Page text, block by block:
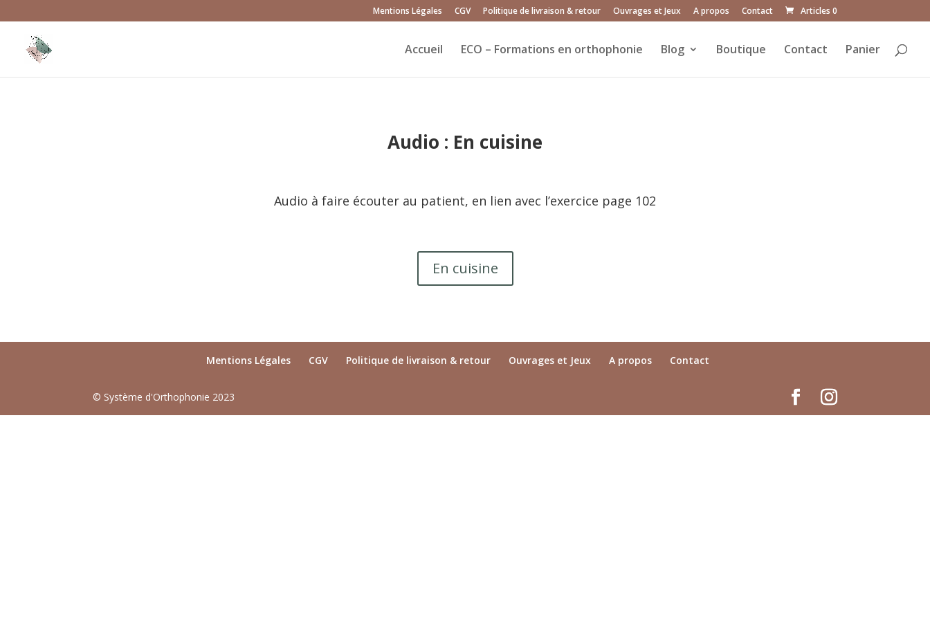
Mentions Légales CGV Politique de livraison & retour Ouvrages et Jeux A propos Contact Articles 0
Accueil ECO – Formations en orthophonie Blog Boutique Contact Panier
Audio : En cuisine
Audio à faire écouter au patient, en lien avec l’exercice page 102
En cuisine
Mentions Légales CGV Politique de livraison & retour Ouvrages et Jeux A propos Contact
© Système d'Orthophonie 2023